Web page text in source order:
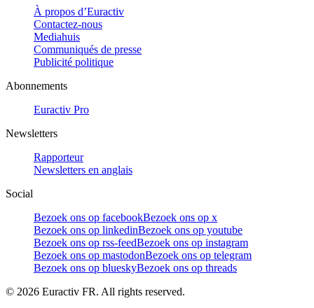
À propos d’Euractiv
Contactez-nous
Mediahuis
Communiqués de presse
Publicité politique
Abonnements
Euractiv Pro
Newsletters
Rapporteur
Newsletters en anglais
Social
Bezoek ons op facebookBezoek ons op x
Bezoek ons op linkedinBezoek ons op youtube
Bezoek ons op rss-feedBezoek ons op instagram
Bezoek ons op mastodonBezoek ons op telegram
Bezoek ons op blueskyBezoek ons op threads
© 2026 Euractiv FR. All rights reserved.